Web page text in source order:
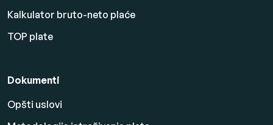
Kalkulator bruto-neto plaće
TOP plate
Dokumenti
Opšti uslovi